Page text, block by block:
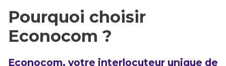
Pourquoi choisir
Econocom ?
Econocom, votre interlocuteur unique de